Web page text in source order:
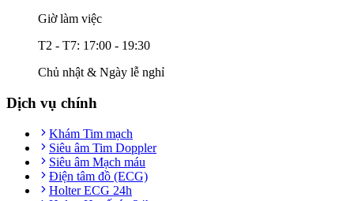
Giờ làm việc
T2 - T7: 17:00 - 19:30
Chủ nhật & Ngày lễ nghỉ
Dịch vụ chính
Khám Tim mạch
Siêu âm Tim Doppler
Siêu âm Mạch máu
Điện tâm đồ (ECG)
Holter ECG 24h